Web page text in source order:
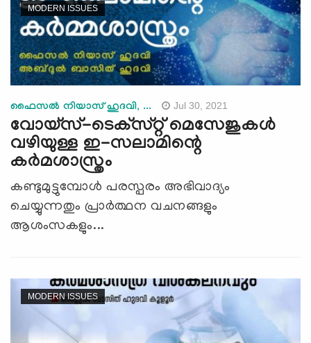
MODERN ISSUES
ഫൈസല്‍ നിയാസ് ഹുദവി, ... Jul 30, 2021
വോയ്‌സ്-ടെക്‌സ്റ്റ് മെസേജുകള്‍
വഴിയുള്ള ഇ-സലാമിന്റെ
കര്‍മശാസ്ത്രം
കണ്ടുമുട്ടുമ്പോള്‍ പരസ്പരം അഭിവാദ്യം
ചെയ്യുന്നതും പ്രാര്‍ത്ഥന വചനങ്ങളും
ആശംസകളും...
MODERN ISSUES